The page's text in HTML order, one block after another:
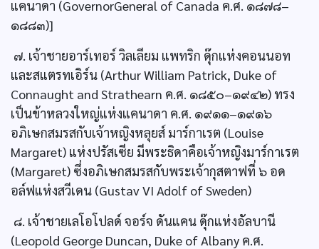
แคนาดา (GovernorGeneral of Canada ค.ศ. ๑๘๗๘–
๑๘๘๓)]
๗. เจ้าชายอาร์เทอร์ วิลเลียม แพทริก ดุ๊กแห่งคอนนอท
และสแตรทเอิร์น (Arthur William Patrick, Duke of
Connaught and Strathearn ค.ศ. ๑๘๕๐–๑๙๔๒) ทรง
เป็นข้าหลวงใหญ่แห่งแคนาดา ค.ศ. ๑๙๑๑–๑๙๑๖
อภิเษกสมรสกับเจ้าหญิงหลุยส์ มาร์กาเรต (Louise
Margaret) แห่งปรัสเซีย มีพระธิดาคือเจ้าหญิงมาร์กาเรต
(Margaret) ซึ่งอภิเษกสมรสกับพระเจ้ากุสตาฟที่ ๖ อด
อล์ฟแห่งสวีเดน (Gustav VI Adolf of Sweden)
๘. เจ้าชายเลโอโปลด์ จอร์จ ดันแคน ดุ๊กแห่งอัลบานี
(Leopold George Duncan, Duke of Albany ค.ศ.